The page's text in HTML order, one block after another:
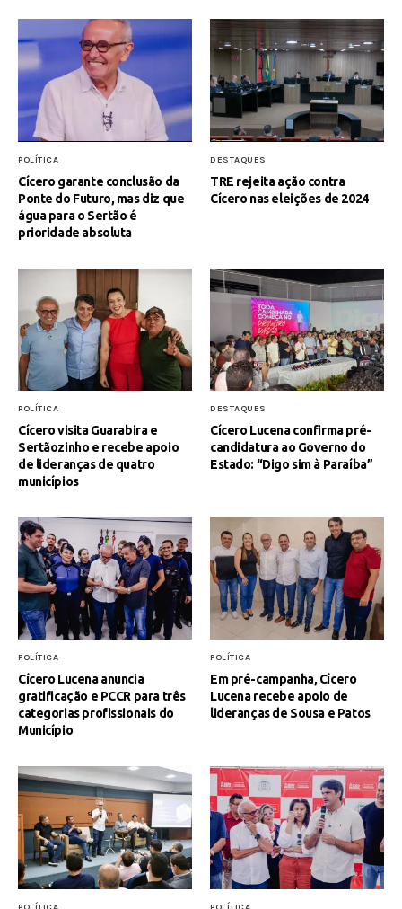
POLÍTICA
Cícero garante conclusão da
Ponte do Futuro, mas diz que
água para o Sertão é
prioridade absoluta
DESTAQUES
TRE rejeita ação contra
Cícero nas eleições de 2024
POLÍTICA
Cícero visita Guarabira e
Sertãozinho e recebe apoio
de lideranças de quatro
municípios
DESTAQUES
Cícero Lucena confirma pré-
candidatura ao Governo do
Estado: “Digo sim à Paraíba”
POLÍTICA
Cícero Lucena anuncia
gratificação e PCCR para três
categorias profissionais do
Município
POLÍTICA
Em pré-campanha, Cícero
Lucena recebe apoio de
lideranças de Sousa e Patos